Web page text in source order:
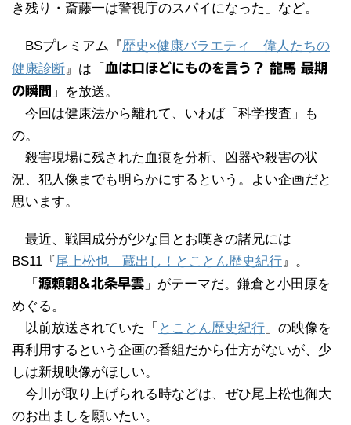
き残り・斎藤一は警視庁のスパイになった」など。
BSプレミアム『歴史×健康バラエティ 偉人たちの
健康診断』は「 血は口ほどにものを言う？ 龍馬 最期
の瞬間 」を放送。
今回は健康法から離れて、いわば「科学捜査」も
の。
殺害現場に残された血痕を分析、凶器や殺害の状
況、犯人像までも明らかにするという。よい企画だと
思います。
最近、戦国成分が少な目とお嘆きの諸兄には
BS11『尾上松也 蔵出し！とことん歴史紀行』。
「 源頼朝&北条早雲 」がテーマだ。鎌倉と小田原を
めぐる。
以前放送されていた「 とことん歴史紀行 」の映像を
再利用するという企画の番組だから仕方がないが、少
しは新規映像がほしい。
今川が取り上げられる時などは、ぜひ尾上松也御大
のお出ましを願いたい。